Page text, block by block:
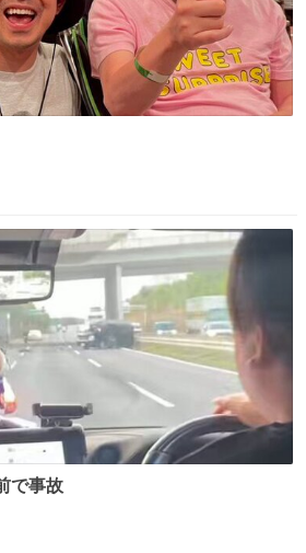
で事故